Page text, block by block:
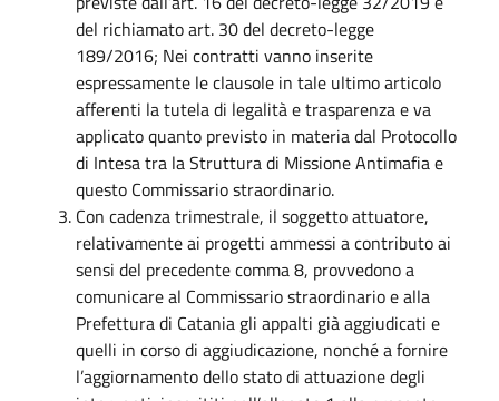
del richiamato art. 30 del decreto-legge
189/2016; Nei contratti vanno inserite
espressamente le clausole in tale ultimo articolo
afferenti la tutela di legalità e trasparenza e va
applicato quanto previsto in materia dal Protocollo
di Intesa tra la Struttura di Missione Antimafia e
questo Commissario straordinario.
Con cadenza trimestrale, il soggetto attuatore,
relativamente ai progetti ammessi a contributo ai
sensi del precedente comma 8, provvedono a
comunicare al Commissario straordinario e alla
Prefettura di Catania gli appalti già aggiudicati e
quelli in corso di aggiudicazione, nonché a fornire
l’aggiornamento dello stato di attuazione degli